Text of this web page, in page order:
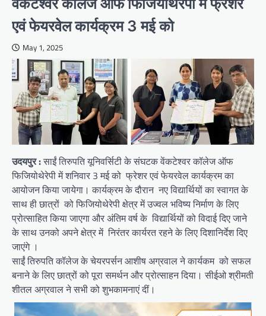
एवं फेयरवेल कार्यक्रम 3 मई को
May 1, 2025
उदयपुर :साईं तिरुपति यूनिवर्सिटी के संघटक वेंकटेश्वर कॉलेज ऑफ
फिजियोथेरेपी में शनिवार 3 मई को फ्रेशर एवं फेयरवेल कार्यक्रम का
आयोजन किया जायेगा। कार्यक्रम के दौरान नए विद्यार्थियों का स्वागत के
साथ ही छात्रों को फिजियोथेरेपी क्षेत्र में उज्वल भविष्य निर्माण के लिए
प्रोत्साहित किया जाएगा और अंतिम वर्ष के विद्यार्थियों को विदाई दिए जाने
के साथ उनको अपने क्षेत्र में निरंतर कार्यरत रहने के लिए दिशानिर्देश दिए
जाएंगे ।
साईं तिरुपति कॉलेज के चेयरपर्सन आशीष अग्रवाल ने कार्यकम को सफल
बनाने के लिए छात्रों को पूरा समर्थन और प्रोत्साहन दिया। सीईओ श्रीमती
शीतल अग्रवाल ने सभी को शुभकामनाएं दीं।